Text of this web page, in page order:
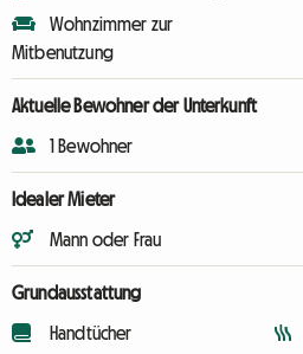
Wohnzimmer zur
Mitbenutzung
Aktuelle Bewohner der Unterkunft
1 Bewohner
Idealer Mieter
Mann oder Frau
Grundausstattung
Handtücher